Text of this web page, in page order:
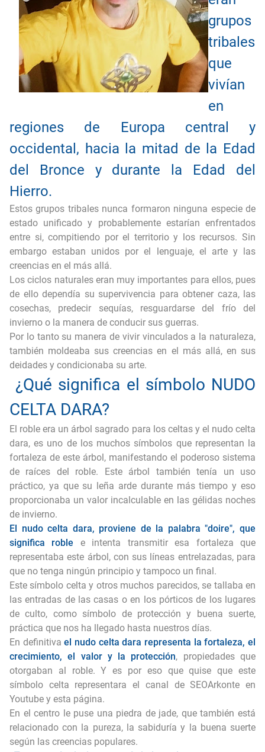
Las PIEDRAS del HAMBRE (y su historia)
grupos
tribales
que
vivían
en
regiones de Europa central y
occidental, hacia la mitad de la Edad
del Bronce y durante la Edad del
Hierro.
Estos grupos tribales nunca formaron ninguna especie de
estado unificado y probablemente estarían enfrentados
entre si, compitiendo por el territorio y los recursos. Sin
embargo estaban unidos por el lenguaje, el arte y las
creencias en el más allá.
Los ciclos naturales eran muy importantes para ellos, pues
de ello dependía su supervivencia para obtener caza, las
cosechas, predecir sequías, resguardarse del frío del
invierno o la manera de conducir sus guerras.
Por lo tanto su manera de vivir vinculados a la naturaleza,
también moldeaba sus creencias en el más allá, en sus
deidades y condicionaba su arte.
¿Qué significa el símbolo NUDO
CELTA DARA?
El roble era un árbol sagrado para los celtas y el nudo celta
dara, es uno de los muchos símbolos que representan la
fortaleza de este árbol, manifestando el poderoso sistema
de raíces del roble. Este árbol también tenía un uso
práctico, ya que su leña arde durante más tiempo y eso
proporcionaba un valor incalculable en las gélidas noches
de invierno.
El nudo celta dara, proviene de la palabra "doire", que
significa roble e intenta transmitir esa fortaleza que
representaba este árbol, con sus líneas entrelazadas, para
que no tenga ningún principio y tampoco un final.
Este símbolo celta y otros muchos parecidos, se tallaba en
las entradas de las casas o en los pórticos de los lugares
de culto, como símbolo de protección y buena suerte,
práctica que nos ha llegado hasta nuestros días.
En definitivael nudo celta dara representa la fortaleza, el
crecimiento, el valor y la protección, propiedades que
otorgaban al roble. Y es por eso que quise que este
símbolo celta representara el canal de SEOArkonte en
Youtube y esta página.
En el centro le puse una piedra de jade, que también está
relacionado con la pureza, la sabiduría y la buena suerte
según las creencias populares.